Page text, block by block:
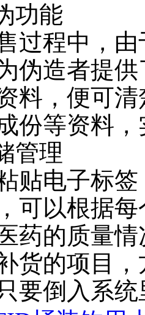
功能
过程中，
伪造者提
料，便可
份等资料
管理
贴电子标
可以根据
药的质量
货的项目
要倒入系